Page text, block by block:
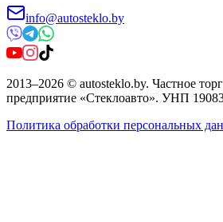
info@autosteklo.by
2013–2026 © autosteklo.by. Частное
предприятие «Стеклоавто». УНП
Политика обработки персональных